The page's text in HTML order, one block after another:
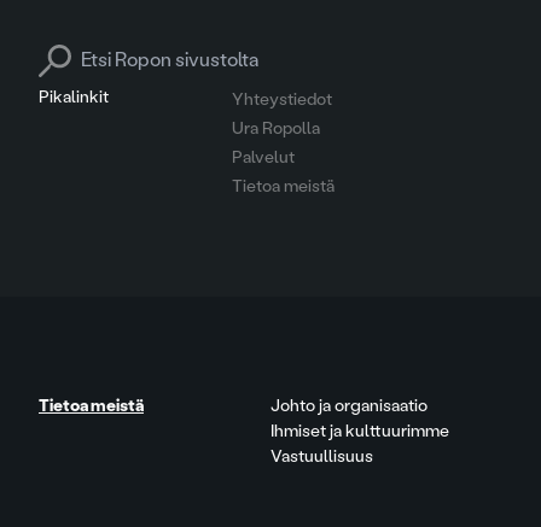
Pikalinkit
Yhteystiedot
Ura Ropolla
Palvelut
Tietoa meistä
Search for:
Tietoa meistä
Johto ja organisaatio
Ihmiset ja kulttuurimme
Vastuullisuus